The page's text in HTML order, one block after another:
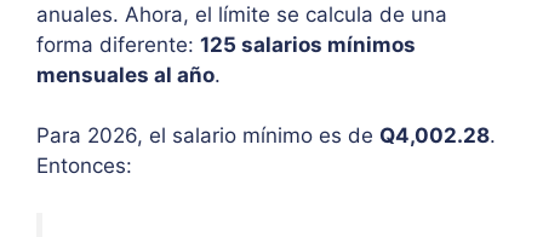
anuales. Ahora, el límite se calcula de una
forma diferente: 125 salarios mínimos
mensuales al año.
Para 2026, el salario mínimo es de Q4,002.28.
Entonces: